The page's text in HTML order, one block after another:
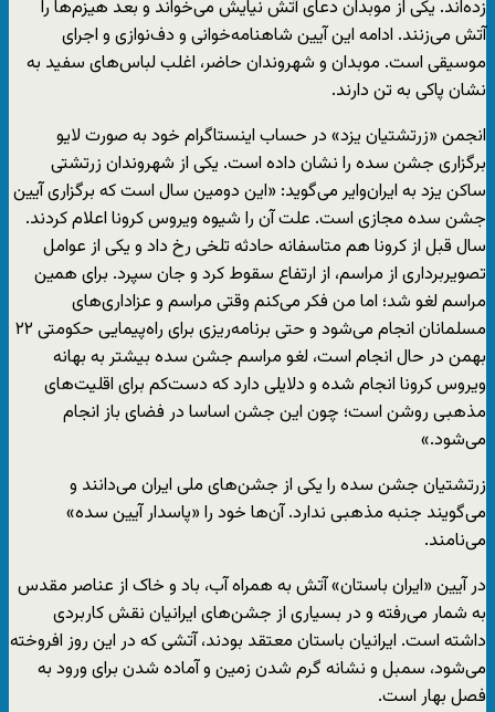
زده‌اند. یکی از موبدان دعای آتش نیایش می‌خواند و بعد هیزم‌ها را
آتش می‌زنند. ادامه این آیین شاهنامه‌خوانی و دف‌نوازی و اجرای
موسیقی است. موبدان و شهروندان حاضر، اغلب لباس‌های سفید به
نشان پاکی به تن دارند.
انجمن «زرتشتیان یزد» در حساب اینستاگرام خود به صورت لایو
برگزاری جشن سده را نشان داده است. یکی از شهروندان زرتشتی
ساکن یزد به ایران‌وایر می‌گوید: «این دومین سال است که برگزاری آیین
جشن سده مجازی است. علت آن را شیوه ویروس کرونا اعلام کردند.
سال قبل از کرونا هم متاسفانه حادثه تلخی رخ داد و یکی از عوامل
تصویربرداری از مراسم، از ارتفاع سقوط کرد و جان سپرد. برای همین
مراسم لغو شد؛ اما من فکر می‌کنم وقتی مراسم و عزاداری‌های
مسلمانان انجام می‌شود و حتی برنامه‌ریزی برای راه‌پیمایی حکومتی ۲۲
بهمن در حال انجام است، لغو مراسم جشن سده بیشتر به بهانه
ویروس کرونا انجام شده و دلایلی دارد که دست‌کم برای اقلیت‌های
مذهبی روشن است؛ چون این جشن اساسا در فضای باز انجام
می‌شود.»
زرتشتیان جشن سده را یکی از جشن‌های ملی ایران می‌دانند و
می‌گویند جنبه مذهبی ندارد. آن‌ها خود را «پاسدار آیین سده»
می‌نامند.
در آیین «ایران باستان» آتش به همراه آب، باد و خاک از عناصر مقدس
به شمار می‌رفته و در بسیاری از جشن‌های ایرانیان نقش کاربردی
داشته است. ایرانیان باستان معتقد بودند، آتشی که در این روز افروخته
می‌شود، سمبل و نشانه گرم شدن زمین و آماده شدن برای ورود به
فصل بهار است.